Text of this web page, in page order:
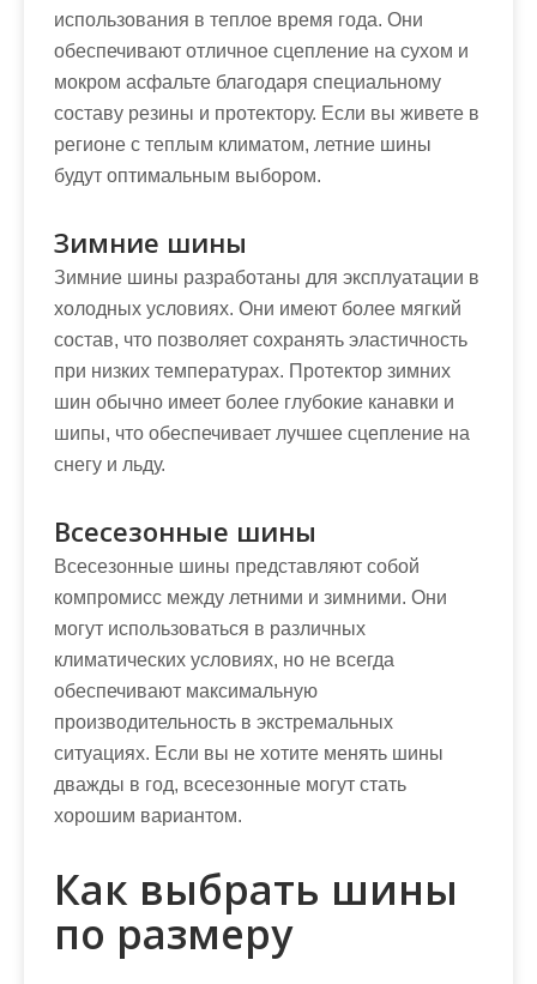
использования в теплое время года. Они
обеспечивают отличное сцепление на сухом и
мокром асфальте благодаря специальному
составу резины и протектору. Если вы живете в
регионе с теплым климатом, летние шины
будут оптимальным выбором.
Зимние шины
Зимние шины разработаны для эксплуатации в
холодных условиях. Они имеют более мягкий
состав, что позволяет сохранять эластичность
при низких температурах. Протектор зимних
шин обычно имеет более глубокие канавки и
шипы, что обеспечивает лучшее сцепление на
снегу и льду.
Всесезонные шины
Всесезонные шины представляют собой
компромисс между летними и зимними. Они
могут использоваться в различных
климатических условиях, но не всегда
обеспечивают максимальную
производительность в экстремальных
ситуациях. Если вы не хотите менять шины
дважды в год, всесезонные могут стать
хорошим вариантом.
Как выбрать шины
по размеру